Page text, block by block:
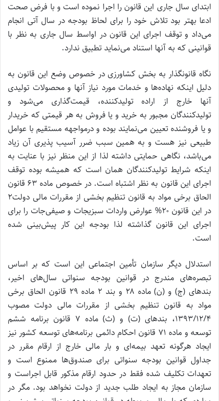
ابتدای سال جاری این قانون را اجرا نموده است و با فرض صحت
ادعا بهتر بود تلاش خود را برای لحاظ بودجه در سال آتی انجام
می‌داد و توقف اجرای این قانون در اواسط سال جاری به نظر با
قوانینی که به آنها استناد می‌نماید تطبیق ندارد.
نگاه قانونگذار به بخش کشاورزی در خصوص وضع این قانون به
دلیل اینکه نهاده‌ها و خدمات مورد نیاز آنها و محصولات تولیدی
آنها خارج از اراده تولید‌کننده، قیمت‌گذاری می‌شود و
تولیدکنندگان مجبور به خرید و یا فروش به هر قیمتی که خریدار
و یا فروشنده تعیین می‌نمایند بوده و درمواجهه مستقیم با عوامل
طبیعی نیز هست و به همین سبب ضرر آسیب پذیری آن زیاد
می‌باشد، نگاهی حمایتی داشته لذا از این منظر نیز با عنایت به
اینکه شرایط تولید‌کنندگان همان است که همیشه بوده توقف
اجرای این قانون به نظر اشتباه است. در خصوص ماده ۶۳ قانون
الحاق برخی مواد به قانون تنظیم بخشی از مقررات مالی دولت۲
در این قانون ۲۰% عوارض واردات سبزیجات و صیفی‌جات را برای
اجرای این قانون گذاشته لذا بودجه این کار پیش‌بینی شده
است.
استدلال دیگر سازمان تأمین اجتماعی این است که بر اساس
تبصره‌های مندرج در قوانین بودجه سنواتی سال‌های اخیر،
بندهای (ج) و (ن) ماده ۲۸ و بند ۲ ماده ۲۹ قانون الحاق برخی
مواد به قانون تنظیم بخشی از مقررات مالی دولت مصوب
۱۳۹۳/۱۲/۴، بندهای (ت) و (ث) ماده ۷ قانون برنامه ششم
توسعه و ماده ۷۱ قانون احکام دائمی برنامه‌های توسعه کشور نیز
ایجاد هرگونه تعهد بیمه‌ای و بار مالی خارج از ارقام مقرر در
جداول قوانین بودجه سنواتی برای صندوق‌ها ممنوع است و
تعهدات تکلیف شده فقط در حدود ارقام مذکور قابل اجراست و
سازمان مجاز به ایجاد طلب جدید از دولت نخواهد بود. مگر در